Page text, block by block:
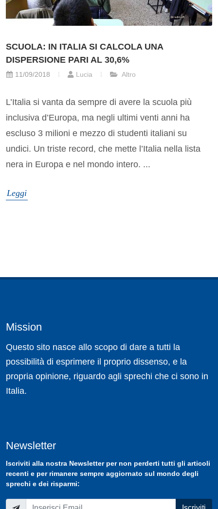
SCUOLA: IN ITALIA SI CALCOLA UNA
DISPERSIONE PARI AL 30,6%
11/09/2018 Lucia Altro
L’Italia si vanta da sempre di avere la scuola più
inclusiva d’Europa, ma negli ultimi venti anni ha
escluso 3 milioni e mezzo di studenti italiani su
undici. Un triste record, che mette l’Italia nella lista
nera in Europa e nel mondo intero. ...
Leggi
Mission
Questo sito nasce allo scopo di dare a tutti la
possibilità di esprimere il proprio dissenso, e la
propria opinione, riguardo agli sprechi che ci sono in
Italia.
Newsletter
Iscriviti alla nostra Newsletterper non perderti tutti gli articoli
recenti e per rimanere sempre aggiornato sul mondo degli
sprechi e dei risparmi: